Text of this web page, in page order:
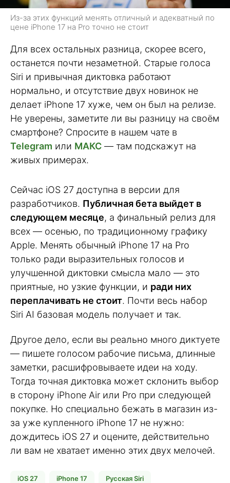
Из-за этих функций менять отличный и адекватный по
цене iPhone 17 на Pro точно не стоит
Для всех остальных разница, скорее всего,
останется почти незаметной. Старые голоса
Siri и привычная диктовка работают
нормально, и отсутствие двух новинок не
делает iPhone 17 хуже, чем он был на релизе.
Не уверены, заметите ли вы разницу на своём
смартфоне? Спросите в нашем чате в
Telegram или МАКС — там подскажут на
живых примерах.
Сейчас iOS 27 доступна в версии для
разработчиков. Публичная бета выйдет в
следующем месяце, а финальный релиз для
всех — осенью, по традиционному графику
Apple. Менять обычный iPhone 17 на Pro
только ради выразительных голосов и
улучшенной диктовки смысла мало — это
приятные, но узкие функции, и ради них
переплачивать не стоит. Почти весь набор
Siri AI базовая модель получает и так.
Другое дело, если вы реально много диктуете
— пишете голосом рабочие письма, длинные
заметки, расшифровываете идеи на ходу.
Тогда точная диктовка может склонить выбор
в сторону iPhone Air или Pro при следующей
покупке. Но специально бежать в магазин из-
за уже купленного iPhone 17 не нужно:
дождитесь iOS 27 и оцените, действительно
ли вам не хватает именно этих двух мелочей.
iOS 27 iPhone 17 Русская Siri